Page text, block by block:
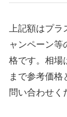
上記額はプラ
ャンペーン等
格です。相場
まで参考価格
問い合わせく